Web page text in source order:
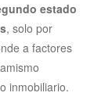
estado
, solo por
a factores
inmobiliario.